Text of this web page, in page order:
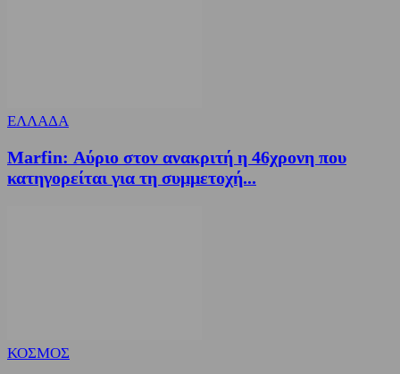
ΕΛΛΑΔΑ
Marfin: Αύριο στον ανακριτή η 46χρονη που
κατηγορείται για τη συμμετοχή...
ΚΟΣΜΟΣ